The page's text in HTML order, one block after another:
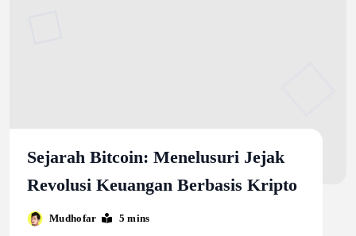
Sejarah Bitcoin: Menelusuri Jejak
Revolusi Keuangan Berbasis Kripto
Mudhofar 5 mins